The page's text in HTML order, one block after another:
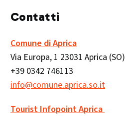
Contatti
Comune di Aprica
Via Europa, 1 23031 Aprica (SO)
+39 0342 746113
info@comune.aprica.so.it
Tourist Infopoint Aprica